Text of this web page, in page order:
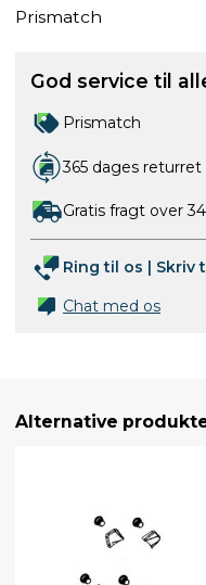
Prismatch
God service til
Prismatch
365 dages returret
Gratis fragt over
Ring til os | Skriv
Chat med os
Alternative